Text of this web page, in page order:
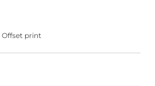
Offset print